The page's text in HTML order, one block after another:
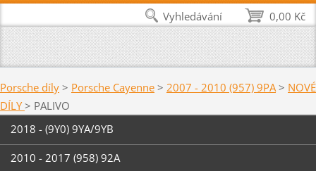
Porsche díly > Porsche Cayenne > 2007 - 2010 (957) 9PA > NOVÉ
DÍLY> PALIVO
2018 - (9Y0) 9YA/9YB
2010 - 2017 (958) 92A
0,00 Kč
Vyhledávání